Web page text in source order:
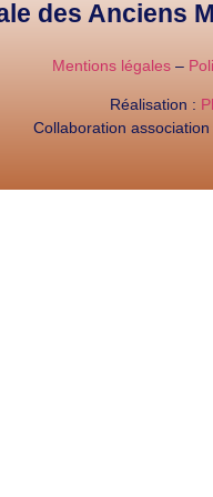
des Anciens
Mentions légales –
Réalisation :
Collaboration